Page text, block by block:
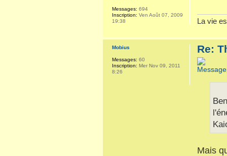
La vie
Messages: 694
Inscription: Ven Août 07, 2009
19:38
Re:
Mais
Mobius
Messages: 60
Inscription: Mer Nov 09, 2011
8:26